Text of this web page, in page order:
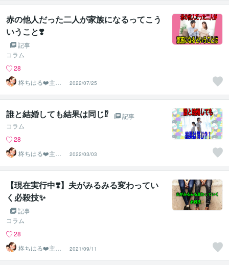
赤の他人だった二人が家族になるってこう
いうこと❣️
記事
コラム
28
柊ちはる❤️主婦
のお悩み相談Ro
om❤️
2022/07/25
誰と結婚しても結果は同じ⁉️
記事
コラム
28
柊ちはる❤️主婦
のお悩み相談Ro
om❤️
2022/03/03
【現在実行中❣️】夫がみるみる変わってい
く必殺技✨
記事
コラム
28
柊ちはる❤️主婦
のお悩み相談Ro
om❤️
2021/09/11